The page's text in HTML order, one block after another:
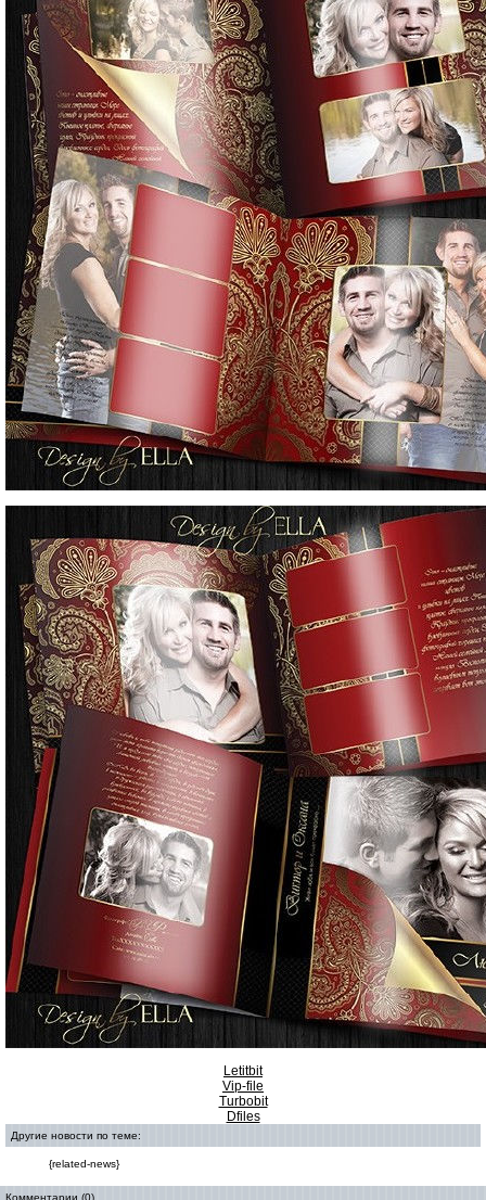
Letitbit
Vip-file
Turbobit
Dfiles
Другие новости по теме:
{related-news}
Комментарии (0)